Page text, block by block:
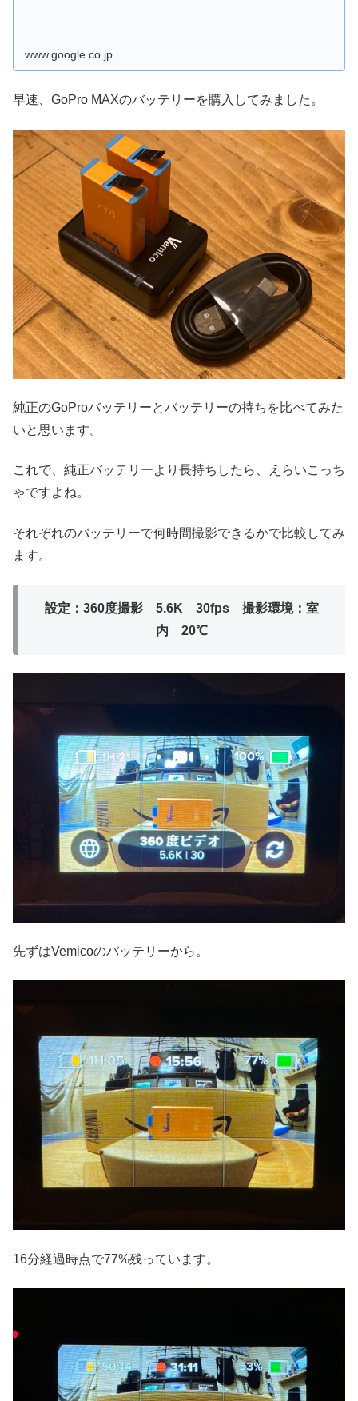
www.google.co.jp
早速、GoPro MAXのバッテリーを購入してみました。
純正のGoProバッテリーとバッテリーの持ちを比べてみた
いと思います。
これで、純正バッテリーより長持ちしたら、えらいこっち
ゃですよね。
それぞれのバッテリーで何時間撮影できるかで比較してみ
ます。
設定：360度撮影 5.6K 30fps 撮影環境：室
内 20℃
先ずはVemicoのバッテリーから。
16分経過時点で77%残っています。